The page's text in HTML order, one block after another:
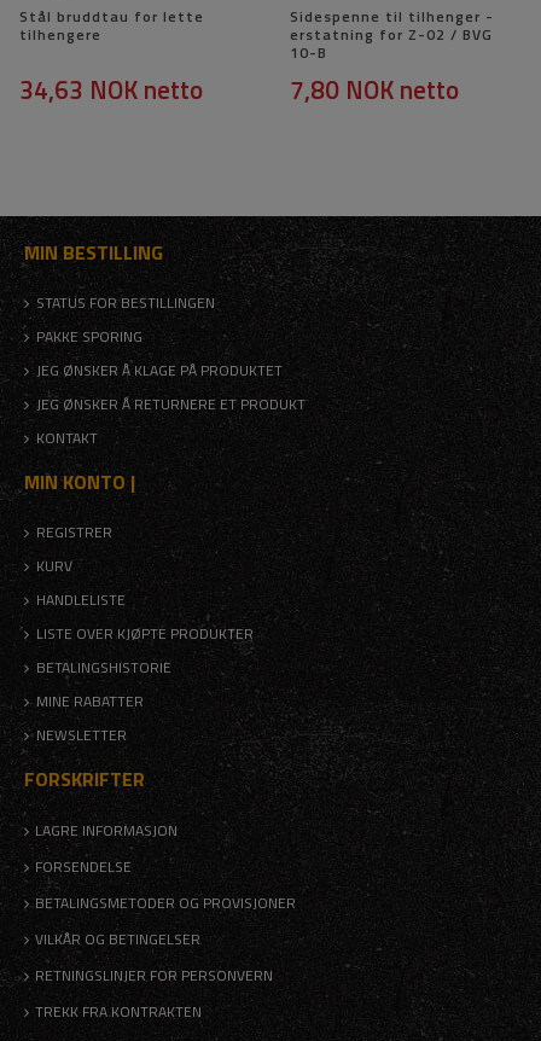
Stål bruddtau for lette
tilhengere
34,63 NOKnetto
Sidespenne til tilhenger -
erstatning for Z-02 / BVG
10-B
7,80 NOKnetto
MIN BESTILLING
STATUS FOR BESTILLINGEN
PAKKE SPORING
JEG ØNSKER Å KLAGE PÅ PRODUKTET
JEG ØNSKER Å RETURNERE ET PRODUKT
KONTAKT
MIN KONTO |
REGISTRER
KURV
HANDLELISTE
LISTE OVER KJØPTE PRODUKTER
BETALINGSHISTORIE
MINE RABATTER
NEWSLETTER
FORSKRIFTER
LAGRE INFORMASJON
FORSENDELSE
BETALINGSMETODER OG PROVISJONER
VILKÅR OG BETINGELSER
RETNINGSLINJER FOR PERSONVERN
TREKK FRA KONTRAKTEN